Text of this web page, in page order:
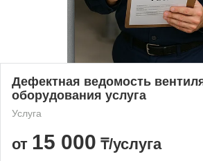
Дефектная ведомость
оборудования услуга
Услуга
от 15 000 ₸/услуга